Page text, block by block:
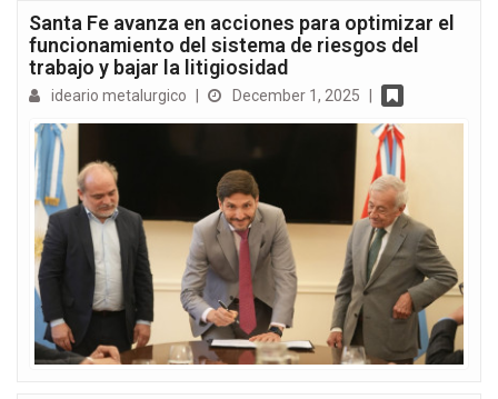
Santa Fe avanza en acciones para optimizar el
funcionamiento del sistema de riesgos del
trabajo y bajar la litigiosidad
ideario metalurgico December 1, 2025